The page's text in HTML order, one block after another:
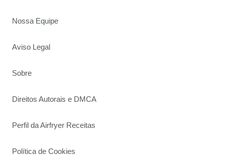
Nossa Equipe
Aviso Legal
Sobre
Direitos Autorais e DMCA
Perfil da Airfryer Receitas
Política de Cookies